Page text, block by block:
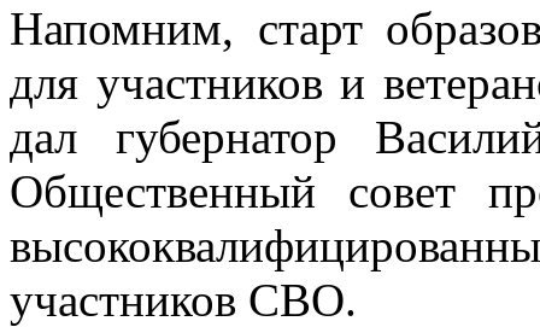
Напомним, старт
для участников и
дал губернатор
Общественный совет
участников СВО.